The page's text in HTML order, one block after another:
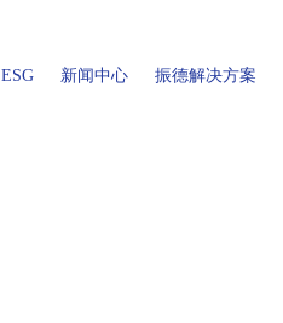
ESG 新闻中心 振德解决方案